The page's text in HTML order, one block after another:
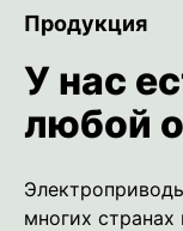
Продукция
У нас
любой
многих